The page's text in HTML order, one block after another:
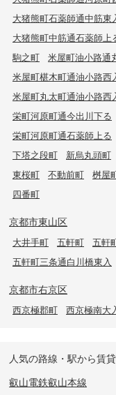
大猪熊町石薬師通中筋東
大猪熊町中筋通石薬師上
駒之町
米屋町油小路通
米屋町椹木町通油小路西
米屋町丸太町通油小路西
栄町河原町通今出川下る
栄町河原町通石薬師上る
下塔之段町
新烏丸頭町
東桜町
不動前町 桝屋
四番町
京都市東山区
大井手町 五軒町
五軒
五軒町三条通白川橋東入
京都市右京区
西京極郡町 西京極南大
人気の路線・駅から賃
叡山電鉄叡山本線